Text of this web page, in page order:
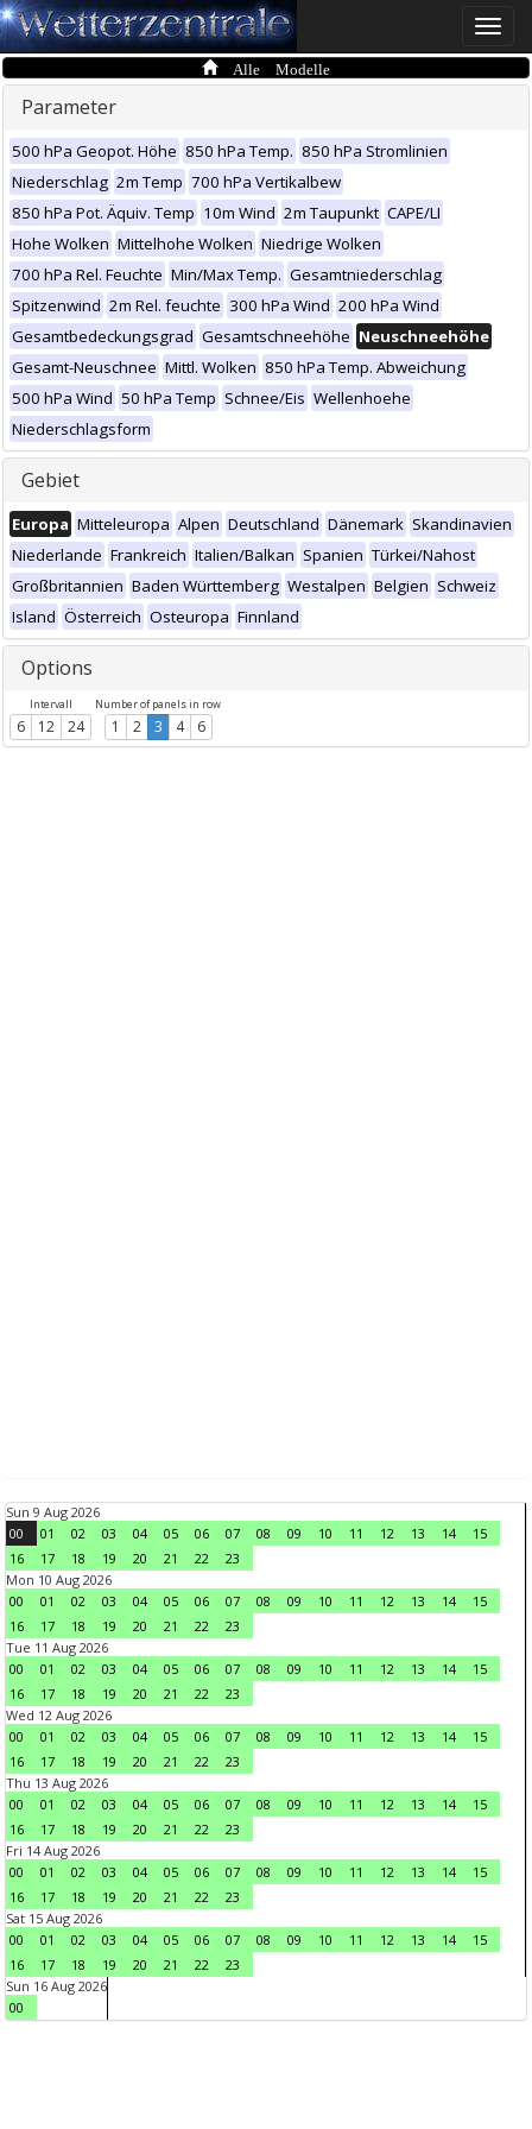
Toggle
Alle Modelle
Parameter
500 hPa Geopot. Höhe 850 hPa Temp. 850 hPa Stromlinien
Niederschlag 2m Temp 700 hPa Vertikalbew
850 hPa Pot. Äquiv. Temp 10m Wind 2m Taupunkt CAPE/LI
Hohe Wolken Mittelhohe Wolken Niedrige Wolken
700 hPa Rel. Feuchte Min/Max Temp. Gesamtniederschlag
Spitzenwind 2m Rel. feuchte 300 hPa Wind 200 hPa Wind
Gesamtbedeckungsgrad Gesamtschneehöhe Neuschneehöhe
Gesamt-Neuschnee Mittl. Wolken 850 hPa Temp. Abweichung
500 hPa Wind 50 hPa Temp Schnee/Eis Wellenhoehe
Niederschlagsform
Gebiet
Europa Mitteleuropa Alpen Deutschland Dänemark Skandinavien
Niederlande Frankreich Italien/Balkan Spanien Türkei/Nahost
Großbritannien Baden Württemberg Westalpen Belgien Schweiz
Island Österreich Osteuropa Finnland
Options
Intervall
6 12 24
Number of panels in row
1 2 3 4 6
Sun 9 Aug 2026
00
01 02 03 04 05 06 07 08 09 10 11 12 13 14
15
16
17 18 19 20 21 22
23
Mon 10 Aug 2026
00
01 02 03 04 05 06 07 08 09 10 11 12 13 14
15
16
17 18 19 20 21 22
23
Tue 11 Aug 2026
00
01 02 03 04 05 06 07 08 09 10 11 12 13 14
15
16
17 18 19 20 21 22
23
Wed 12 Aug 2026
00
01 02 03 04 05 06 07 08 09 10 11 12 13 14
15
16
17 18 19 20 21 22
23
Thu 13 Aug 2026
00
01 02 03 04 05 06 07 08 09 10 11 12 13 14
15
16
17 18 19 20 21 22
23
Fri 14 Aug 2026
00
01 02 03 04 05 06 07 08 09 10 11 12 13 14
15
16
17 18 19 20 21 22
23
Sat 15 Aug 2026
00
01 02 03 04 05 06 07 08 09 10 11 12 13 14
15
16
17 18 19 20 21 22
23
Sun 16 Aug 2026
00